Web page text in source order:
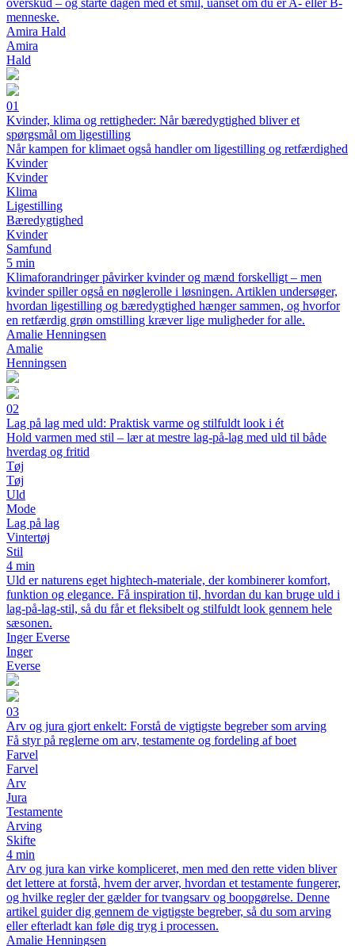
overskud – og starte dagen med et smil, uanset om du er A- eller B-
menneske.
Amira Hald
Amira
Hald
01
Kvinder, klima og rettigheder: Når bæredygtighed bliver et
spørgsmål om ligestilling
Når kampen for klimaet også handler om ligestilling og retfærdighed
Kvinder
Kvinder
Klima
Ligestilling
Bæredygtighed
Kvinder
Samfund
5 min
Klimaforandringer påvirker kvinder og mænd forskelligt – men
kvinder spiller også en nøglerolle i løsningen. Artiklen undersøger,
hvordan ligestilling og bæredygtighed hænger sammen, og hvorfor
en retfærdig grøn omstilling kræver lige muligheder for alle.
Amalie Henningsen
Amalie
Henningsen
02
Lag på lag med uld: Praktisk varme og stilfuldt look i ét
Hold varmen med stil – lær at mestre lag-på-lag med uld til både
hverdag og fritid
Tøj
Tøj
Uld
Mode
Lag på lag
Vintertøj
Stil
4 min
Uld er naturens eget hightech-materiale, der kombinerer komfort,
funktion og elegance. Få inspiration til, hvordan du kan bruge uld i
lag-på-lag-stil, så du får et fleksibelt og stilfuldt look gennem hele
sæsonen.
Inger Everse
Inger
Everse
03
Arv og jura gjort enkelt: Forstå de vigtigste begreber som arving
Få styr på reglerne om arv, testamente og fordeling af boet
Farvel
Farvel
Arv
Jura
Testamente
Arving
Skifte
4 min
Arv og jura kan virke kompliceret, men med den rette viden bliver
det lettere at forstå, hvem der arver, hvordan et testamente fungerer,
og hvilke regler der gælder for tvangsarv og boopgørelse. Denne
artikel guider dig gennem de vigtigste begreber, så du som arving
eller efterladt kan føle dig tryg i processen.
Amalie Henningsen